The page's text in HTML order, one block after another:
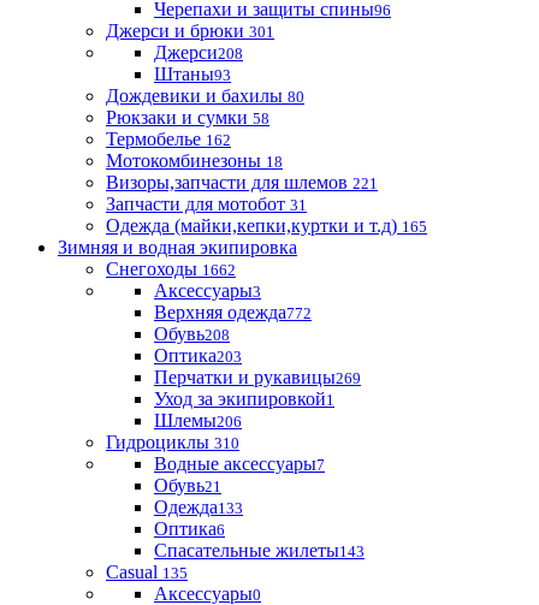
Черепахи и защиты спины96
Джерси и брюки 301
Джерси208
Штаны93
Дождевики и бахилы 80
Рюкзаки и сумки 58
Термобелье 162
Мотокомбинезоны 18
Визоры,запчасти для шлемов 221
Запчасти для мотобот 31
Одежда (майки,кепки,куртки и т.д) 165
Зимняя и водная экипировка
Снегоходы 1662
Аксессуары3
Верхняя одежда772
Обувь208
Оптика203
Перчатки и рукавицы269
Уход за экипировкой1
Шлемы206
Гидроциклы 310
Водные аксессуары7
Обувь21
Одежда133
Оптика6
Спасательные жилеты143
Casual 135
Аксессуары0